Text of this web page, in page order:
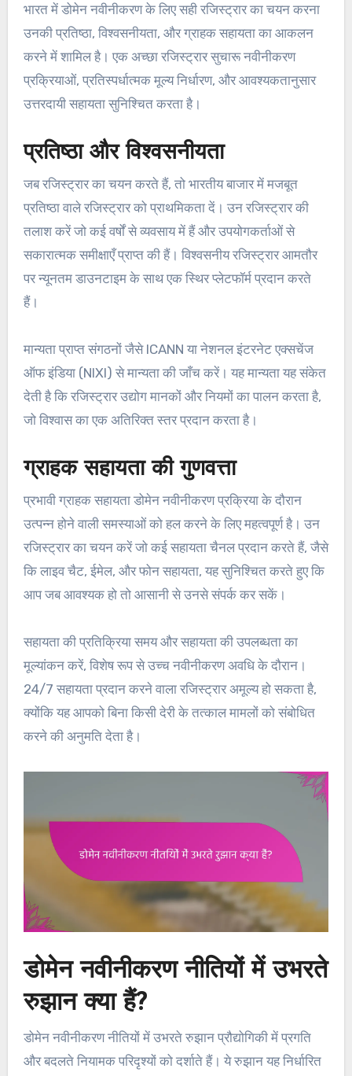
भारत में डोमेन नवीनीकरण के लिए सही रजिस्ट्रार का चयन करना
उनकी प्रतिष्ठा, विश्वसनीयता, और ग्राहक सहायता का आकलन
करने में शामिल है। एक अच्छा रजिस्ट्रार सुचारू नवीनीकरण
प्रक्रियाओं, प्रतिस्पर्धात्मक मूल्य निर्धारण, और आवश्यकतानुसार
उत्तरदायी सहायता सुनिश्चित करता है।
प्रतिष्ठा और विश्वसनीयता
जब रजिस्ट्रार का चयन करते हैं, तो भारतीय बाजार में मजबूत
प्रतिष्ठा वाले रजिस्ट्रार को प्राथमिकता दें। उन रजिस्ट्रार की
तलाश करें जो कई वर्षों से व्यवसाय में हैं और उपयोगकर्ताओं से
सकारात्मक समीक्षाएँ प्राप्त की हैं। विश्वसनीय रजिस्ट्रार आमतौर
पर न्यूनतम डाउनटाइम के साथ एक स्थिर प्लेटफॉर्म प्रदान करते
हैं।
मान्यता प्राप्त संगठनों जैसे ICANN या नेशनल इंटरनेट एक्सचेंज
ऑफ इंडिया (NIXI) से मान्यता की जाँच करें। यह मान्यता यह संकेत
देती है कि रजिस्ट्रार उद्योग मानकों और नियमों का पालन करता है,
जो विश्वास का एक अतिरिक्त स्तर प्रदान करता है।
ग्राहक सहायता की गुणवत्ता
प्रभावी ग्राहक सहायता डोमेन नवीनीकरण प्रक्रिया के दौरान
उत्पन्न होने वाली समस्याओं को हल करने के लिए महत्वपूर्ण है। उन
रजिस्ट्रार का चयन करें जो कई सहायता चैनल प्रदान करते हैं, जैसे
कि लाइव चैट, ईमेल, और फोन सहायता, यह सुनिश्चित करते हुए कि
आप जब आवश्यक हो तो आसानी से उनसे संपर्क कर सकें।
सहायता की प्रतिक्रिया समय और सहायता की उपलब्धता का
मूल्यांकन करें, विशेष रूप से उच्च नवीनीकरण अवधि के दौरान।
24/7 सहायता प्रदान करने वाला रजिस्ट्रार अमूल्य हो सकता है,
क्योंकि यह आपको बिना किसी देरी के तत्काल मामलों को संबोधित
करने की अनुमति देता है।
डोमेन नवीनीकरण नीतियों में उभरते
रुझान क्या हैं?
डोमेन नवीनीकरण नीतियों में उभरते रुझान प्रौद्योगिकी में प्रगति
और बदलते नियामक परिदृश्यों को दर्शाते हैं। ये रुझान यह निर्धारित